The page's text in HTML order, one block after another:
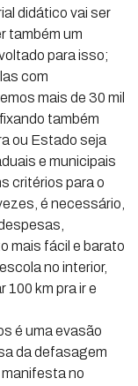
didático vai ser
também um
para isso;
com
mais de 30 mil
também
ou Estado seja
e municipais
critérios para o
é necessário,
mais fácil e barato
no interior,
100 km pra ir e
é uma evasão
da defasagem
no